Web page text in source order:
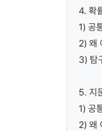
4. 확
1) 공
2) 왜
3) 탐
5. 지
1) 공
2) 왜